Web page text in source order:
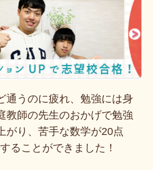
通うのに疲れ、勉強には身
教師の先生のおかげで勉強
がり、苦手な数学が20点
ることができました！